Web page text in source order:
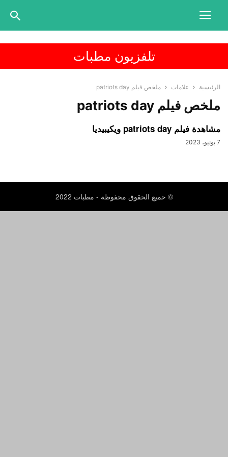
تلفزيون مطبات
الرئيسية علامات ملخص فيلم patriots day
ملخص فيلم patriots day
مشاهدة فيلم patriots day ويكيبيديا
7 يونيو، 2023
© حميع الحقوق محفوظة - مطبات 2022